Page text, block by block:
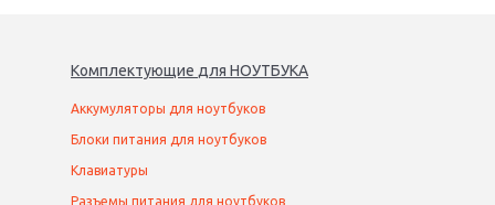
Комплектующие для НОУТБУКА
Аккумуляторы для ноутбуков
Блоки питания для ноутбуков
Клавиатуры
Разъемы питания для ноутбуков